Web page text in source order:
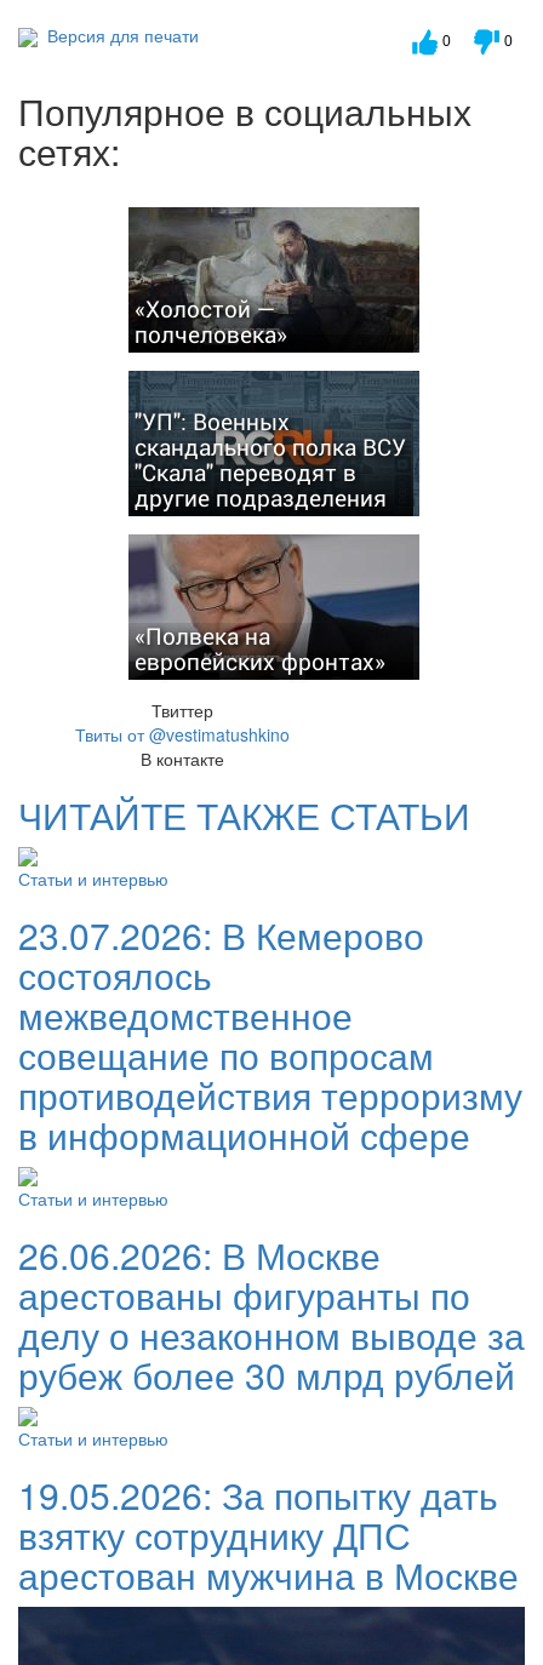
Версия для печати 0 0
Популярное в социальных
сетях:
«Холостой —
полчеловека»
"УП": Военных
скандального полка ВСУ
"Скала" переводят в
другие подразделения
«Полвека на
европейских фронтах»
Твиттер
Твиты от @vestimatushkino
В контакте
ЧИТАЙТЕ ТАКЖЕ СТАТЬИ
Статьи и интервью
23.07.2026: В Кемерово
состоялось
межведомственное
совещание по вопросам
противодействия терроризму
в информационной сфере
Статьи и интервью
26.06.2026: В Москве
арестованы фигуранты по
делу о незаконном выводе за
рубеж более 30 млрд рублей
Статьи и интервью
19.05.2026: За попытку дать
взятку сотруднику ДПС
арестован мужчина в Москве